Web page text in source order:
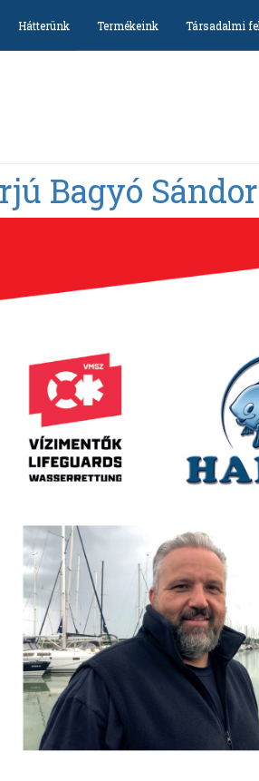
Hátterünk Termékeink Társadalmi
Bagyó